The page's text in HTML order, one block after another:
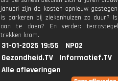
januari zijn de kosten opnieuw
is parkeren bij ziekenhuizen zo duur?
aan te doen? En verder:
trekken krom.
31-01-2025 19:55
NPO2
Gezondheid.TV
Informatief.TV
Alle afleveringen